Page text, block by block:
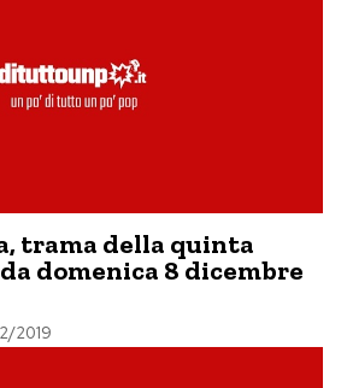
trama della quinta
domenica 8 dicembre
2019